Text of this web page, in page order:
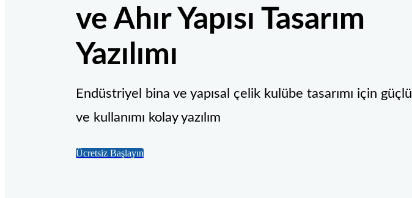
ve Ahır Yapısı Tasarım
Yazılımı
Endüstriyel bina ve yapısal çelik kulübe tasarımı için güçlü
ve kullanımı kolay yazılım
Ücretsiz Başlayın